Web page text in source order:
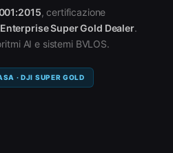
, certificazione
Super Gold Dealer.
AI e sistemi BVLOS.
· DJI SUPER GOLD